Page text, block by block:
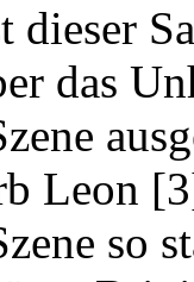
dieser
das
Leon
so